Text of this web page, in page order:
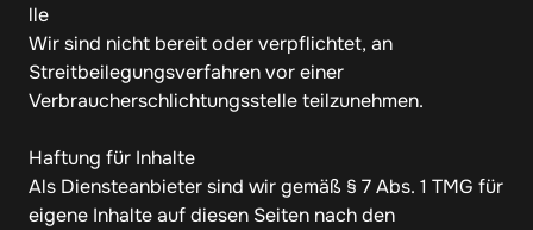
lle
Wir sind nicht bereit oder verpflichtet, an
Streitbeilegungsverfahren vor einer
Verbraucherschlichtungsstelle teilzunehmen.
Haftung für Inhalte
Als Diensteanbieter sind wir gemäß § 7 Abs. 1 TMG für
eigene Inhalte auf diesen Seiten nach den